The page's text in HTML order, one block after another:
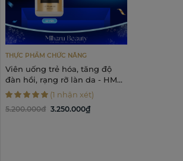
THỰC PHẨM CHỨC NĂNG
Viên uống trẻ hóa, tăng độ
đàn hồi, rạng rỡ làn da - HM
Medical NMN 12000+
(1 nhận xét)
5.200.000đ 3.250.000₫